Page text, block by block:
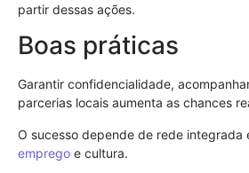
partir dessas ações.
Boas práticas
Garantir confidencialidade,
parcerias locais aumenta as chances
O sucesso depende de rede integrada
emprego e cultura.